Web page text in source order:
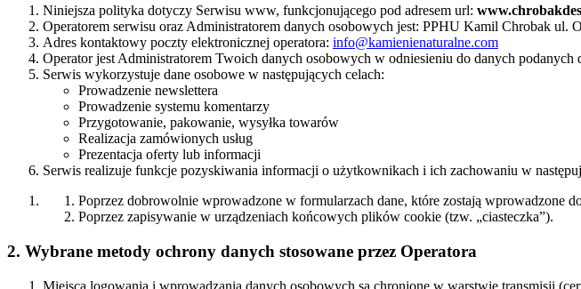
Niniejsza polityka dotyczy Serwisu www, funkcjonującego pod adresem url:
Operatorem serwisu oraz Administratorem danych osobowych jest: PPHU Kamil Chrobak ul.
Adres kontaktowy poczty elektronicznej operatora: info@kamienienaturalne.com
Operator jest Administratorem Twoich danych osobowych w odniesieniu do danych
Serwis wykorzystuje dane osobowe w następujących celach:
Prowadzenie newslettera
Prowadzenie systemu komentarzy
Przygotowanie, pakowanie, wysyłka towarów
Realizacja zamówionych usług
Prezentacja oferty lub informacji
Serwis realizuje funkcje pozyskiwania informacji o użytkownikach i ich zachowaniu w
Poprzez dobrowolnie wprowadzone w formularzach dane, które zostają wprowadzone
Poprzez zapisywanie w urządzeniach końcowych plików cookie (tzw. „ciasteczka”).
2. Wybrane metody ochrony danych stosowane przez Operatora
Miejsca logowania i wprowadzania danych osobowych są chronione w warstwie transmisji